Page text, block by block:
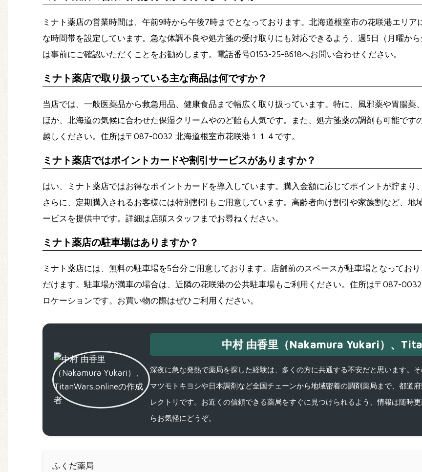
ミナト薬店の営業時間は、午前9時から午後7時までとなっております。北海道根室市の花咲港エリ
な時間帯を設定しています。急な体調不良や処方箋の受け取りにも対応できるよう、週5日（月曜か
は事前にご確認いただくことをお勧めします。電話番号0153-25-8618へお問い合わせください。
ミナト薬店で取り扱っている主な商品は何ですか？
当店では、一般医薬品から救急用品、健康食品まで幅広く取り扱っています。特に、風邪薬や胃腸薬
ほか、北海道の気候に合わせた保湿クリームやのど飴も人気です。また、処方箋薬の調剤も可能で
越しください。住所は〒087-0032 北海道根室市花咲港１１４です。
ミナト薬店ではポイントカードや割引サービスがありますか？
はい、ミナト薬店ではお得なポイントカードを導入しています。購入金額に応じてポイントが貯まり
さらに、定期購入されるお客様には特別割引もご用意しています。高齢者向け割引や家族割など、
ービスを提供中です。詳細は店頭スタッフまでお尋ねください。
ミナト薬店の駐車場はありますか？
ミナト薬店には、無料の駐車場を5台分ご用意しております。店舗前のスペースが駐車場となってお
だけます。駐車場が満車の場合は、近隣の花咲港の公共駐車場もご利用ください。住所は〒087-
ロケーションです。お買い物の際はぜひご利用ください。
中村 由香里（Nakamura Yukari）、
深夜に急な発熱で薬局を探した経験は、多くの方に共通する不安だと思います。
マツモトキヨシや日本調剤など全国チェーンから地域密着の調剤薬局まで、都道
レクトリです。お近くの信頼できる薬局をすぐに見つけられるよう、情報は随時
らお気軽にどうぞ。
ふくだ薬局